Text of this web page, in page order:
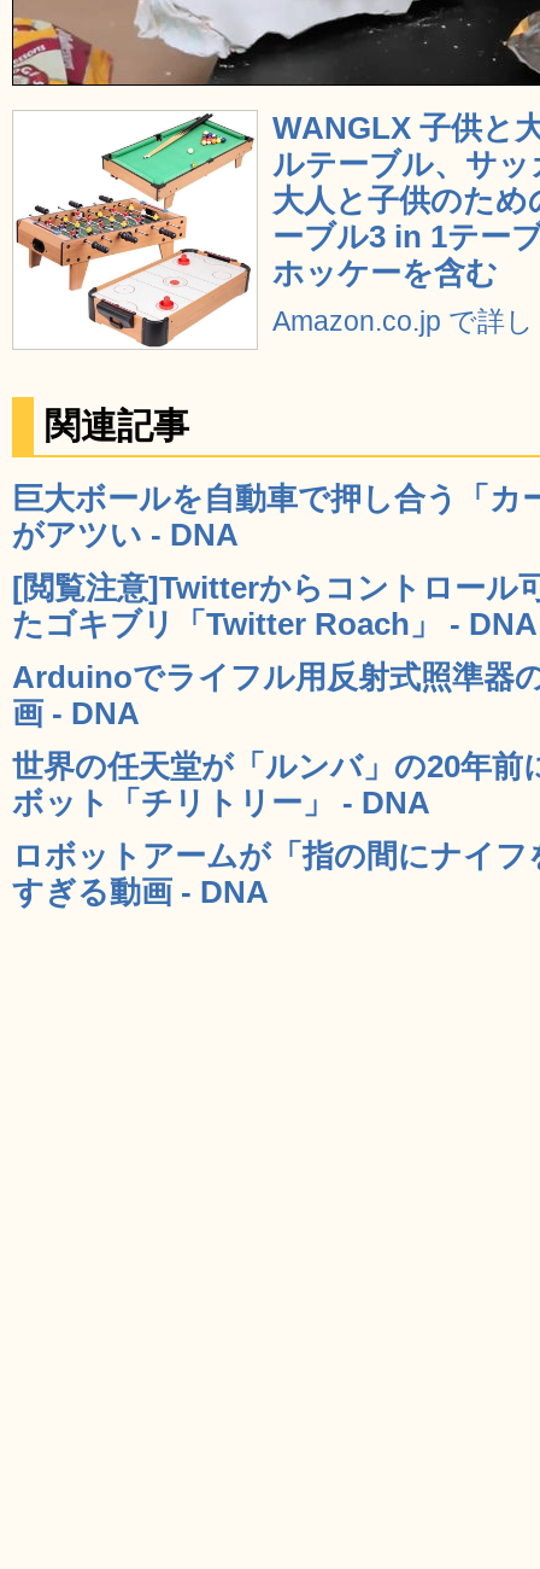
WANGLX 子供と
ルテーブル、サ
大人と子供のた
ーブル3 in 1テー
ホッケーを含む
Amazon.co.jp で詳
関連記事
巨大ボールを自動車で押し合う「カ
がアツい - DNA
[閲覧注意]Twitterからコントロール
たゴキブリ「Twitter Roach」 - DNA
Arduinoでライフル用反射式照準器
画 - DNA
世界の任天堂が「ルンバ」の20年前
ボット「チリトリー」 - DNA
ロボットアームが「指の間にナイ
すぎる動画 - DNA